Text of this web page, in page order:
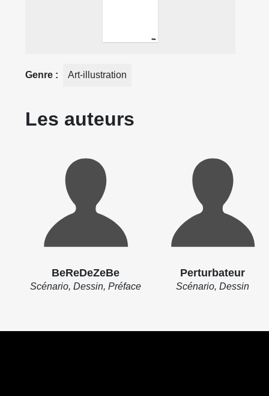
Genre Art-illustration
Les auteurs
BeReDeZeBe
Scénario, Dessin, Préface
Perturbateur
Scénario, Dessin